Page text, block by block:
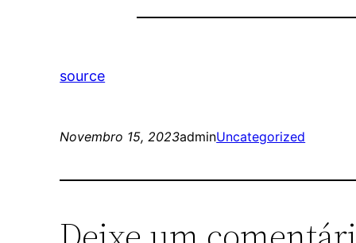
source
Novembro 15, 2023adminUncategorized